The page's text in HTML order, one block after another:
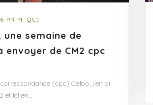
PRIM. QC)
une semaine de
envoyer de CM2 cpc
(cpc) Cefop, j’en ai
et ici en…